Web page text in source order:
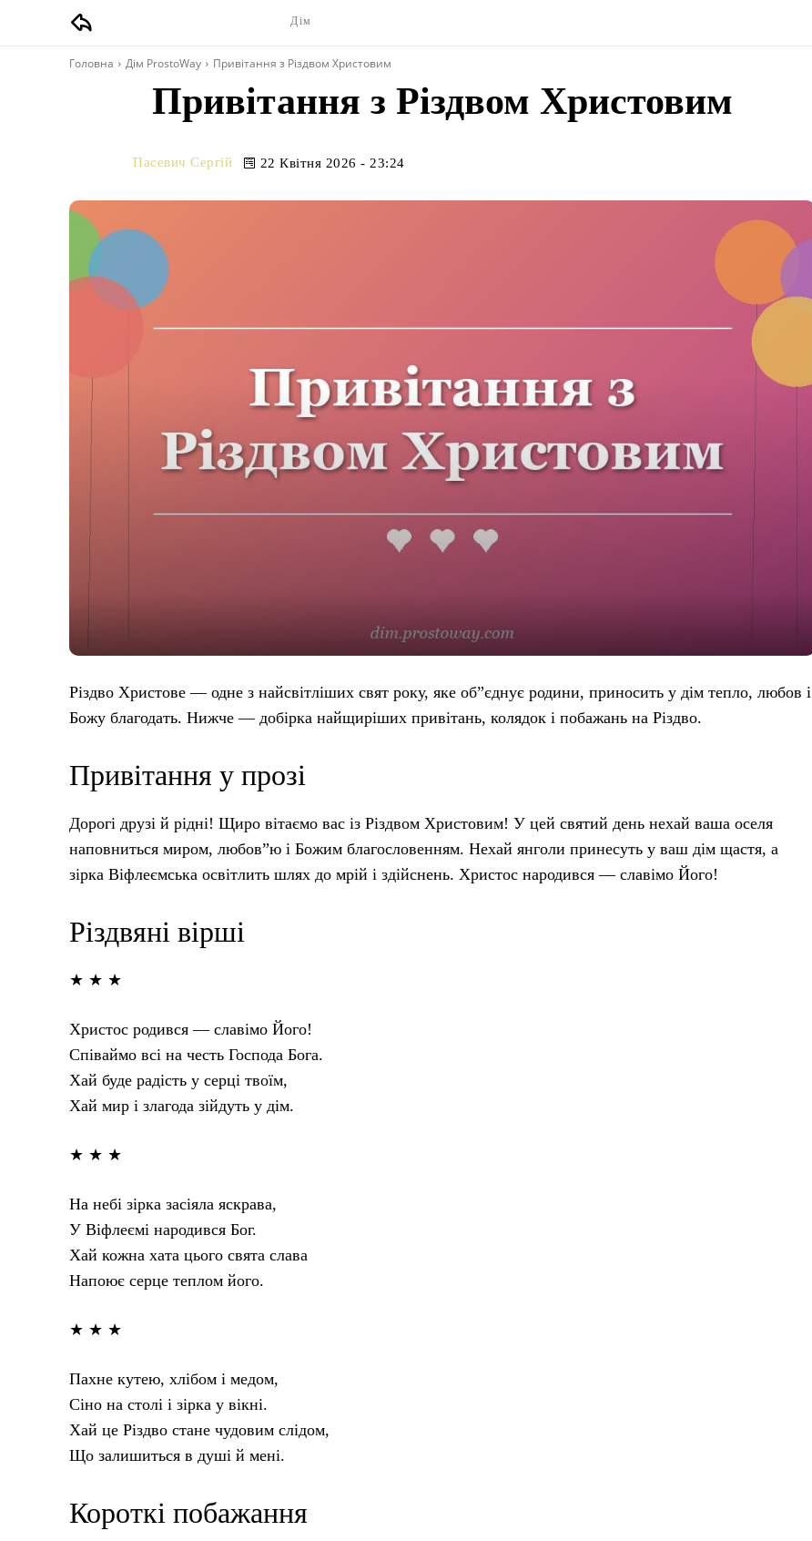
Дім
Головна Дім ProstoWay Привітання з Різдвом Христовим
Привітання з Різдвом Христовим
Пасевич Сергій 22 Квітня 2026 - 23:24
Різдво Христове — одне з найсвітліших свят року, яке об”єднує родини, приносить у дім тепло, любов і
Божу благодать. Нижче — добірка найщиріших привітань, колядок і побажань на Різдво.
Привітання у прозі
Дорогі друзі й рідні! Щиро вітаємо вас із Різдвом Христовим! У цей святий день нехай ваша оселя
наповниться миром, любов”ю і Божим благословенням. Нехай янголи принесуть у ваш дім щастя, а
зірка Віфлеємська освітлить шлях до мрій і здійснень. Христос народився — славімо Його!
Різдвяні вірші
★ ★ ★
Христос родився — славімо Його!
Співаймо всі на честь Господа Бога.
Хай буде радість у серці твоїм,
Хай мир і злагода зійдуть у дім.
★ ★ ★
На небі зірка засіяла яскрава,
У Віфлеємі народився Бог.
Хай кожна хата цього свята слава
Напоює серце теплом його.
★ ★ ★
Пахне кутею, хлібом і медом,
Сіно на столі і зірка у вікні.
Хай це Різдво стане чудовим слідом,
Що залишиться в душі й мені.
Короткі побажання